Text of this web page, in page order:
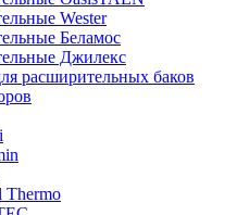
Wester
Беламос
Джилекс
расширительных баков
Thermo